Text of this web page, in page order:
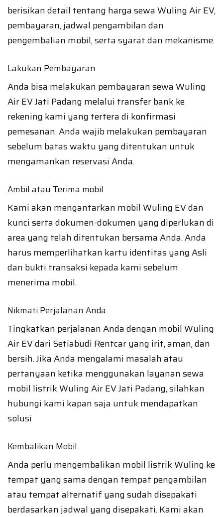
berisikan detail tentang harga sewa Wuling Air EV,
pembayaran, jadwal pengambilan dan
pengembalian mobil, serta syarat dan mekanisme.
Lakukan Pembayaran
Anda bisa melakukan pembayaran sewa Wuling
Air EV Jati Padang melalui transfer bank ke
rekening kami yang tertera di konfirmasi
pemesanan. Anda wajib melakukan pembayaran
sebelum batas waktu yang ditentukan untuk
mengamankan reservasi Anda.
Ambil atau Terima mobil
Kami akan mengantarkan mobil Wuling EV dan
kunci serta dokumen-dokumen yang diperlukan di
area yang telah ditentukan bersama Anda. Anda
harus memperlihatkan kartu identitas yang Asli
dan bukti transaksi kepada kami sebelum
menerima mobil.
Nikmati Perjalanan Anda
Tingkatkan perjalanan Anda dengan mobil Wuling
Air EV dari Setiabudi Rentcar yang irit, aman, dan
bersih. Jika Anda mengalami masalah atau
pertanyaan ketika menggunakan layanan sewa
mobil listrik Wuling Air EV Jati Padang, silahkan
hubungi kami kapan saja untuk mendapatkan
solusi
Kembalikan Mobil
Anda perlu mengembalikan mobil listrik Wuling ke
tempat yang sama dengan tempat pengambilan
atau tempat alternatif yang sudah disepakati
berdasarkan jadwal yang disepakati. Kami akan